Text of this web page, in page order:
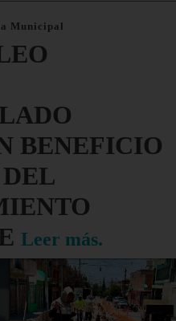
Municipal
BENEFICIO
Leer más.